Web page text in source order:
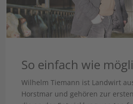
So einfach wie
Wilhelm Tiemann ist Landwirt
Horstmar und gehören zur